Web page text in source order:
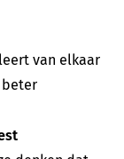
van elkaar